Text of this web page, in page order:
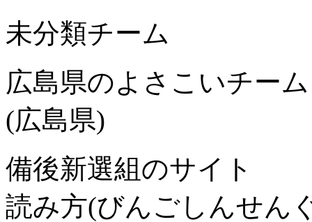
未分類チーム
広島県のよさこいチーム
(広島県)
備後新選組のサイト
読み方(びんごしんせん